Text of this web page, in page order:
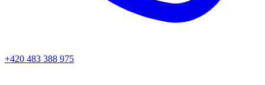
+420 483 388 975